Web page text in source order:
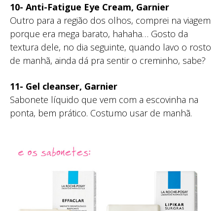
10- Anti-Fatigue Eye Cream, Garnier
Outro para a região dos olhos, comprei na viagem
porque era mega barato, hahaha… Gosto da
textura dele, no dia seguinte, quando lavo o rosto
de manhã, ainda dá pra sentir o creminho, sabe?
11- Gel cleanser, Garnier
Sabonete líquido que vem com a escovinha na
ponta, bem prático. Costumo usar de manhã.